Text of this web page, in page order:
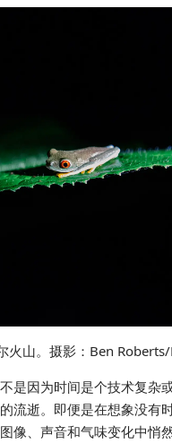
火山。摄影：Ben
是因为时间是个技术复杂
流逝。即便是在想象没有
像、声音和气味变化中悄